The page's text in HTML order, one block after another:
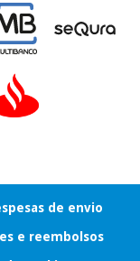
de envio
e reembolsos